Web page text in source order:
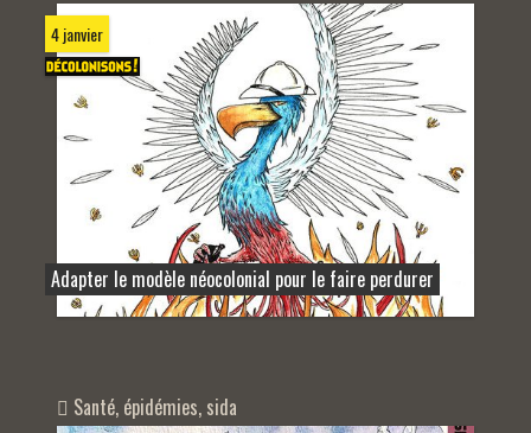
4 janvier
Adapter le modèle néocolonial pour le faire perdurer
Santé, épidémies, sida